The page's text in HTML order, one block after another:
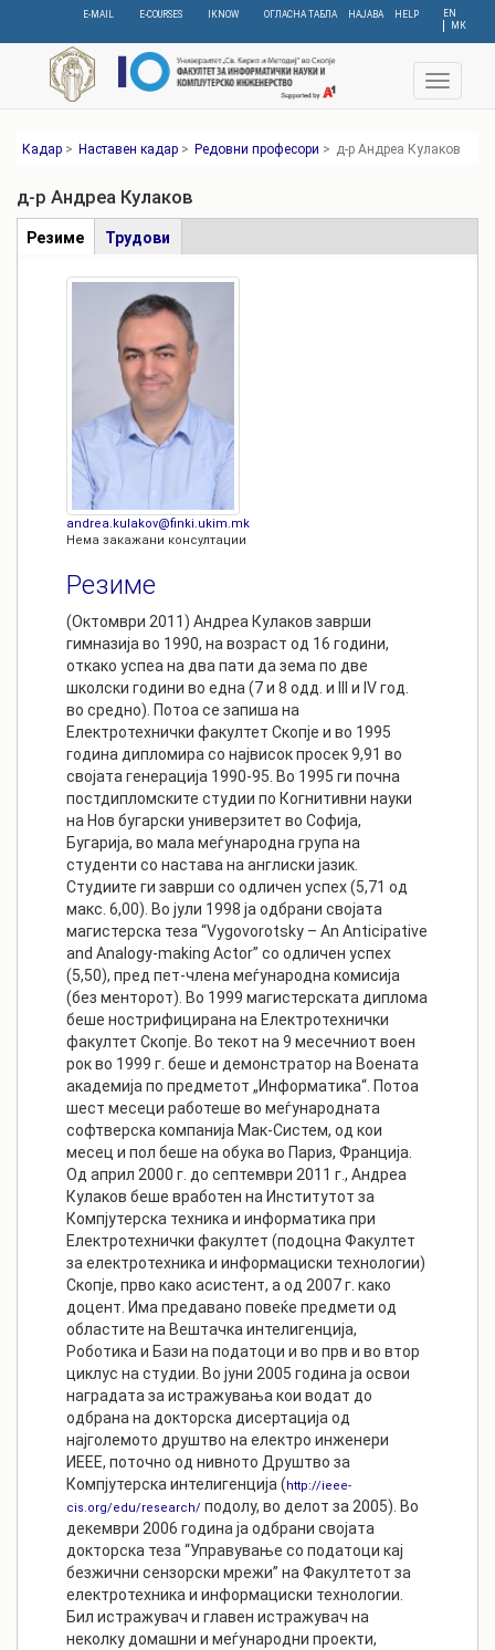
content
EN
МК
E-MAIL E-COURSES IKNOW ОГЛАСНА ТАБЛА НАЈАВА HELP
Toggle
Кадар > Наставен кадар > Редовни професори > д-р Андреа Кулаков
д-р Андреа Кулаков
Табови
Резиме (active
tab)
Трудови
andrea.kulakov@finki.ukim.mk
Нема закажани консултации
Резиме
(Октомври 2011) Андреа Кулаков заврши
гимназија во 1990, на возраст од 16 години,
откако успеа на два пати да зема по две
школски години во една (7 и 8 одд. и III и IV год.
во средно). Потоа се запиша на
Електротехнички факултет Скопје и во 1995
година дипломира со највисок просек 9,91 во
својата генерација 1990-95. Во 1995 ги почна
постдипломските студии по Когнитивни науки
на Нов бугарски универзитет во Софија,
Бугарија, во мала меѓународна група на
студенти со настава на англиски јазик.
Студиите ги заврши со одличен успех (5,71 од
макс. 6,00). Во јули 1998 ја одбрани својата
магистерска теза “Vygovorotsky – An Anticipative
and Analogy-making Actor” со одличен успех
(5,50), пред пет-члена меѓународна комисија
(без менторот). Во 1999 магистерската диплома
беше нострифицирана на Електротехнички
факултет Скопје. Во текот на 9 месечниот воен
рок во 1999 г. беше и демонстратор на Воената
академија по предметот „Информатика“. Потоа
шест месеци работеше во меѓународната
софтверска компанија Мак-Систем, од кои
месец и пол беше на обука во Париз, Франција.
Од април 2000 г. до септември 2011 г., Андреа
Кулаков беше вработен на Институтот за
Компјутерска техника и информатика при
Електротехнички факултет (подоцна Факултет
за електротехника и информациски технологии)
Скопје, прво како асистент, а од 2007 г. како
доцент. Има предавано повеќе предмети од
областите на Вештачка интелигенција,
Роботика и Бази на податоци и во прв и во втор
циклус на студии. Во јуни 2005 година ја освои
наградата за истражувања кои водат до
одбрана на докторска дисертација од
најголемото друштво на електро инженери
ИЕЕЕ, поточно од нивното Друштво за
Компјутерска интелигенција ( http://ieee-
cis.org/edu/research/ подолу, во делот за 2005). Во
декември 2006 година ја одбрани својата
докторска теза “Управување со податоци кај
безжични сензорски мрежи” на Факултетот за
електротехника и информациски технологии.
Бил истражувач и главен истражувач на
неколку домашни и меѓународни проекти,